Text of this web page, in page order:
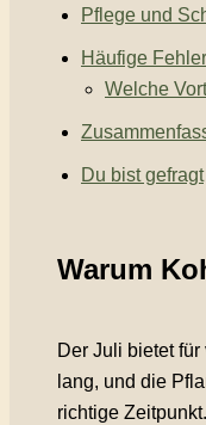
Pflege und
Häufige
Welche
Du bist gefragt
Warum
Der Juli bietet
lang, und die
richtige